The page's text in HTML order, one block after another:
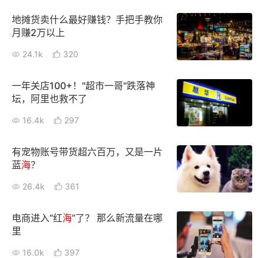
认证服务商 设计服务商
地摊货卖什么最好赚钱？手把手教你
月赚2万以上
24.1k 320
一年关店100+！"超市一哥"跌落神
坛，阿里也救不了
16.4k 297
有宠物账号带货超六百万，又是一片
蓝海？
26.4k 361
电商进入“红海”了？ 那么新流量在哪
里
16.0k 397